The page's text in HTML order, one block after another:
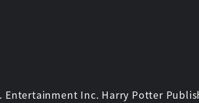
Entertainment Inc. Harry Potter